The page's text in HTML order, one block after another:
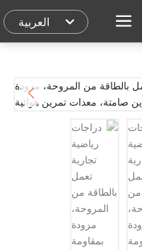
العربية
العربية
España